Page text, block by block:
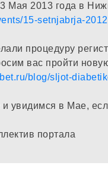
Мая 2013 года в
15-setnjabrja-
процедуру
вас пройти
blog/sljot-
и увидимся в Мае,
портала